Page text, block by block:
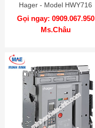
Hager - Model HWY716
Gọi ngay: 0909.067.950
Ms.Châu